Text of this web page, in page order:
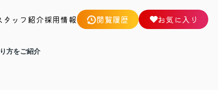
タッフ紹介採用情報 閲覧履歴 お気に入り
方をご紹介